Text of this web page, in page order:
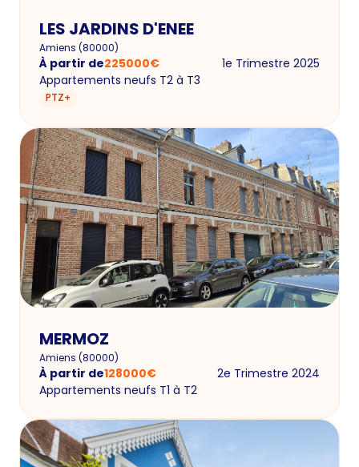
LES JARDINS D'ENEE
Amiens (80000)
À partir de225000€
1e Trimestre 2025
Appartements neufs T2 à T3
PTZ+
MERMOZ
Amiens (80000)
À partir de128000€
2e Trimestre 2024
Appartements neufs T1 à T2